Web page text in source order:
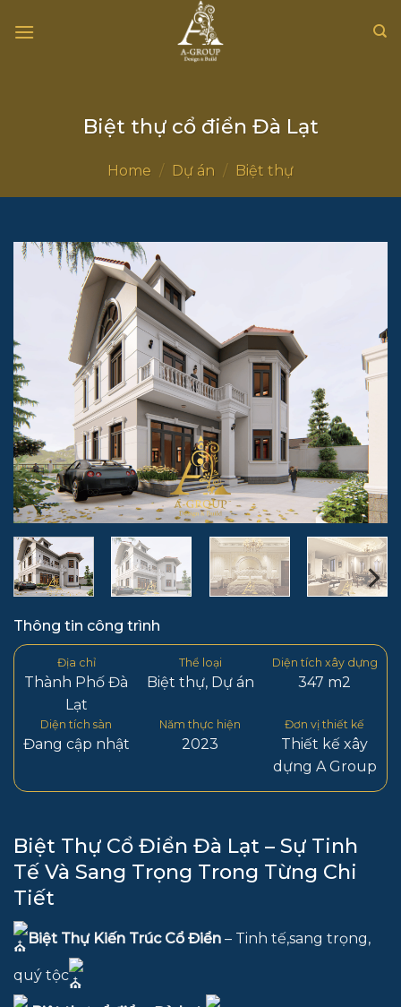
đến
Biệt thự cổ điển Đà Lạt
Home / Dự án / Biệt thự
Thông tin công trình
Địa chỉ
Thành Phố Đà
Lạt
Thể loại
Biệt thự, Dự án
Diện tích xây dựng
347 m2
Diện tích sàn
Đang cập nhật
Năm thực hiện
2023
Đơn vị thiết kế
Thiết kế xây
dựng A Group
Biệt Thự Cổ Điển Đà Lạt – Sự Tinh
Tế Và Sang Trọng Trong Từng Chi
Tiết
Biệt Thự Kiến Trúc Cổ Điển – Tinh tế,sang trọng,
quý tộc